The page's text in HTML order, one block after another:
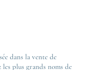
dans la vente de
plus grands noms de